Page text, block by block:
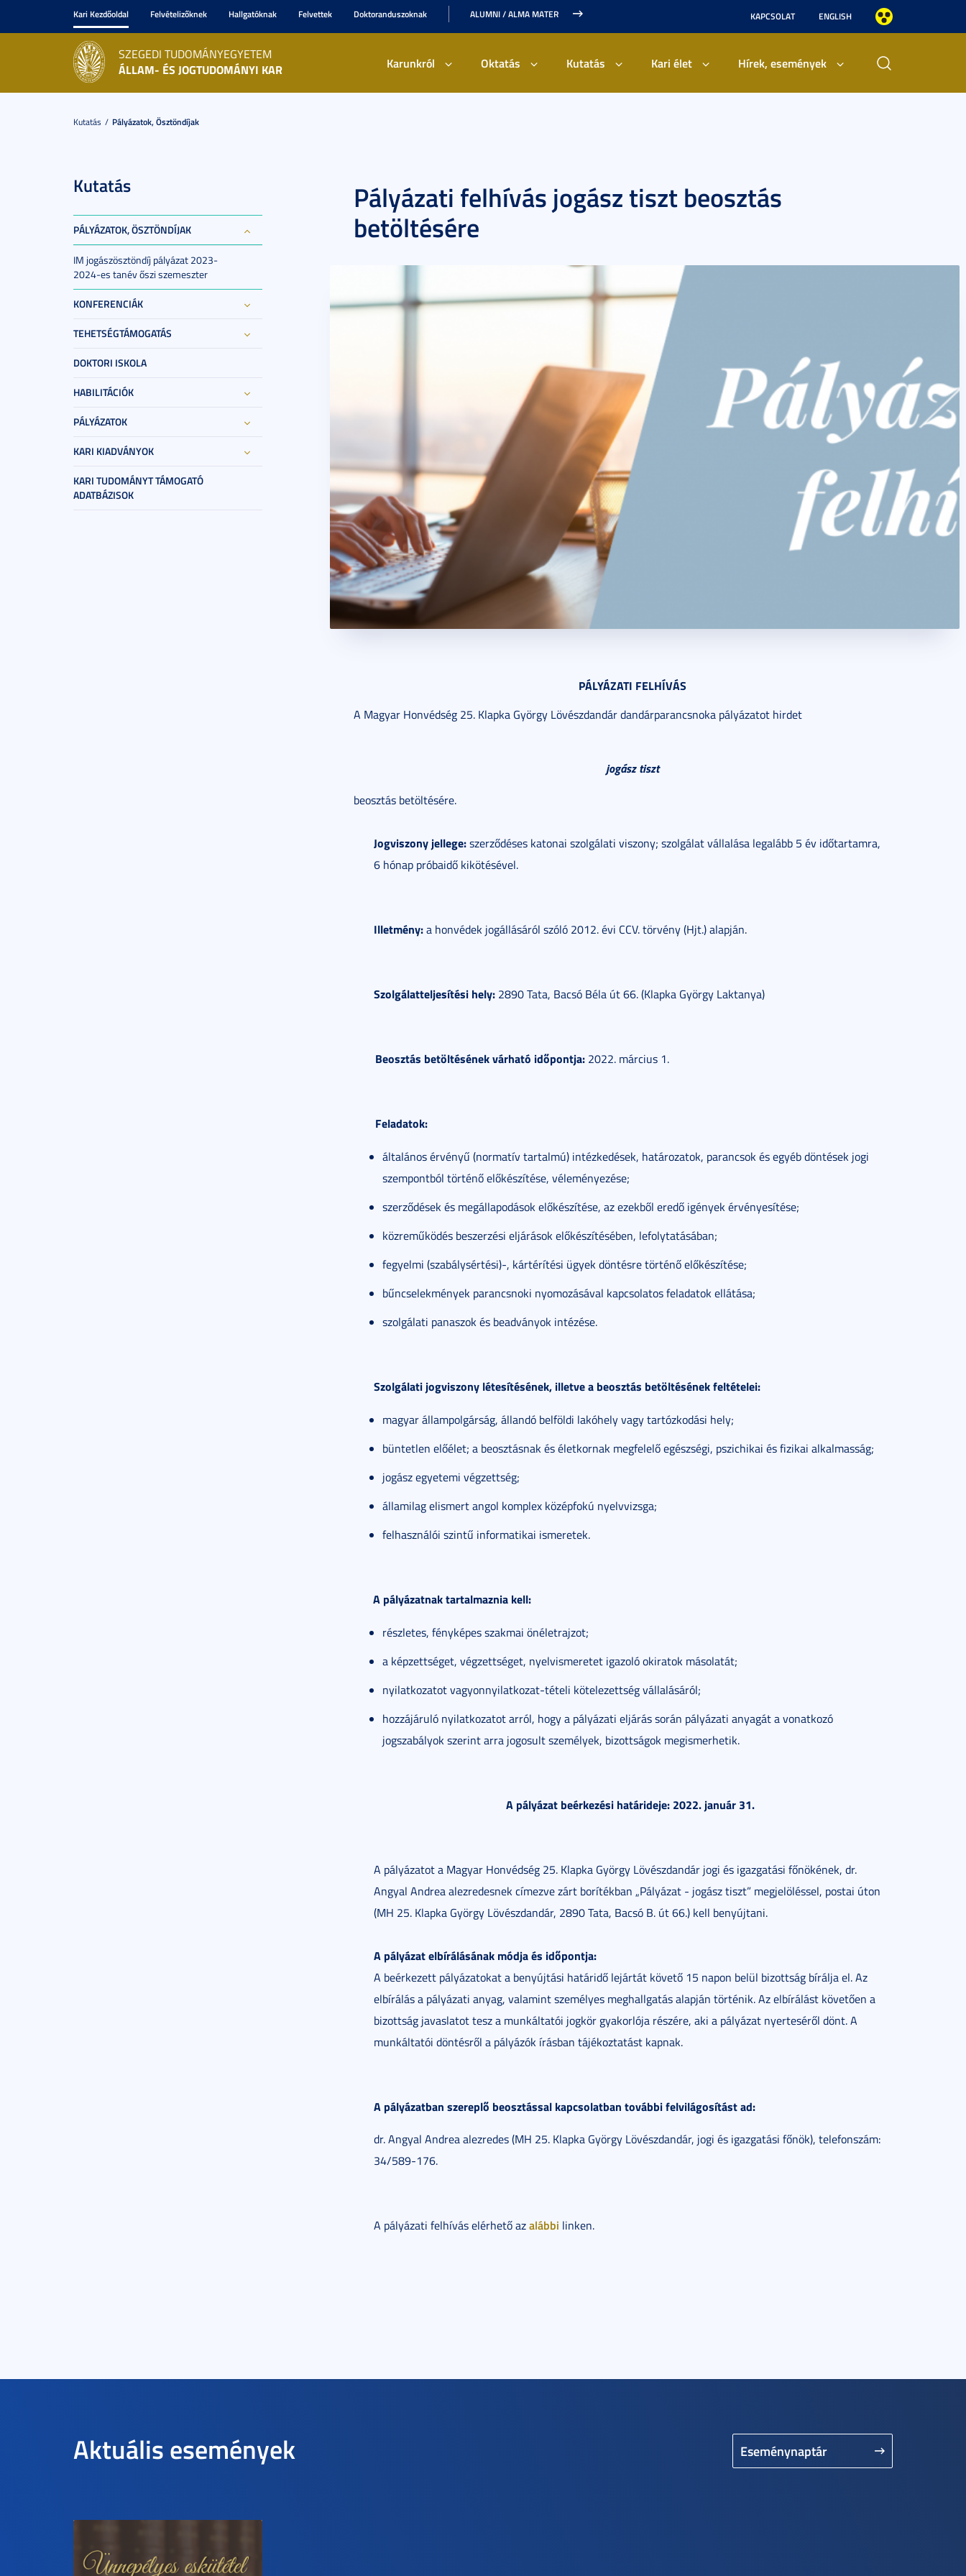
Kari Kezdőoldal Felvételizőknek Hallgatóknak Felvettek Doktoranduszoknak ALUMNI / ALMA MATER KAPCSOLAT ENGLISH
SZEGEDI TUDOMÁNYEGYETEM
ÁLLAM- ÉS JOGTUDOMÁNYI KAR Karunkról Oktatás Kutatás Kari élet Hírek, események
Kutatás Pályázatok, Ösztöndíjak
Kutatás
PÁLYÁZATOK, ÖSZTÖNDÍJAK
IM jogászösztöndíj pályázat 2023-
2024-es tanév őszi szemeszter
KONFERENCIÁK
TEHETSÉGTÁMOGATÁS
DOKTORI ISKOLA
HABILITÁCIÓK
PÁLYÁZATOK
KARI KIADVÁNYOK
KARI TUDOMÁNYT TÁMOGATÓ
ADATBÁZISOK
Pályázati felhívás jogász tiszt beosztás
betöltésére
PÁLYÁZATI FELHÍVÁS
A Magyar Honvédség 25. Klapka György Lövészdandár dandárparancsnoka pályázatot hirdet
jogász tiszt
beosztás betöltésére.
Jogviszony jellege:szerződéses katonai szolgálati viszony; szolgálat vállalása legalább 5 év időtartamra,
6 hónap próbaidő kikötésével.
Illetmény:a honvédek jogállásáról szóló 2012. évi CCV. törvény (Hjt.) alapján.
Szolgálatteljesítési hely: 2890 Tata, Bacsó Béla út 66. (Klapka György Laktanya)
Beosztás betöltésének várható időpontja: 2022. március 1.
Feladatok:
általános érvényű (normatív tartalmú) intézkedések, határozatok, parancsok és egyéb döntések jogi
szempontból történő előkészítése, véleményezése;
szerződések és megállapodások előkészítése, az ezekből eredő igények érvényesítése;
közreműködés beszerzési eljárások előkészítésében, lefolytatásában;
fegyelmi (szabálysértési)-, kártérítési ügyek döntésre történő előkészítése;
bűncselekmények parancsnoki nyomozásával kapcsolatos feladatok ellátása;
szolgálati panaszok és beadványok intézése.
Szolgálati jogviszony létesítésének, illetve a beosztás betöltésének feltételei:
magyar állampolgárság, állandó belföldi lakóhely vagy tartózkodási hely;
büntetlen előélet; a beosztásnak és életkornak megfelelő egészségi, pszichikai és fizikai alkalmasság;
jogász egyetemi végzettség;
államilag elismert angol komplex középfokú nyelvvizsga;
felhasználói szintű informatikai ismeretek.
A pályázatnak tartalmaznia kell:
részletes, fényképes szakmai önéletrajzot;
a képzettséget, végzettséget, nyelvismeretet igazoló okiratok másolatát;
nyilatkozatot vagyonnyilatkozat-tételi kötelezettség vállalásáról;
hozzájáruló nyilatkozatot arról, hogy a pályázati eljárás során pályázati anyagát a vonatkozó
jogszabályok szerint arra jogosult személyek, bizottságok megismerhetik.
A pályázat beérkezési határideje: 2022. január 31.
A pályázatot a Magyar Honvédség 25. Klapka György Lövészdandár jogi és igazgatási főnökének, dr.
Angyal Andrea alezredesnek címezve zárt borítékban „Pályázat - jogász tiszt” megjelöléssel, postai úton
(MH 25. Klapka György Lövészdandár, 2890 Tata, Bacsó B. út 66.) kell benyújtani.
A pályázat elbírálásának módja és időpontja:
A beérkezett pályázatokat a benyújtási határidő lejártát követő 15 napon belül bizottság bírálja el. Az
elbírálás a pályázati anyag, valamint személyes meghallgatás alapján történik. Az elbírálást követően a
bizottság javaslatot tesz a munkáltatói jogkör gyakorlója részére, aki a pályázat nyerteséről dönt. A
munkáltatói döntésről a pályázók írásban tájékoztatást kapnak.
A pályázatban szereplő beosztással kapcsolatban további felvilágosítást ad:
dr. Angyal Andrea alezredes (MH 25. Klapka György Lövészdandár, jogi és igazgatási főnök), telefonszám:
34/589-176.
A pályázati felhívás elérhető azalábbi linken.
Aktuális események Eseménynaptár